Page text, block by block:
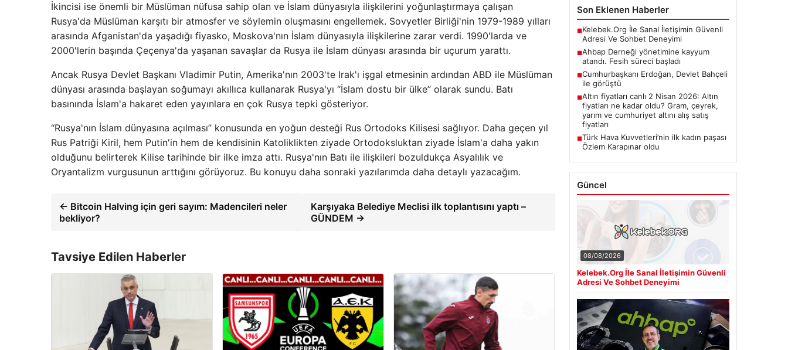
İkincisi ise önemli bir Müslüman nüfusa sahip olan ve İslam dünyasıyla ilişkilerini yoğunlaştırmaya çalışan
Rusya'da Müslüman karşıtı bir atmosfer ve söylemin oluşmasını engellemek. Sovyetler Birliği'nin 1979-1989 yılları
arasında Afganistan'da yaşadığı fiyasko, Moskova'nın İslam dünyasıyla ilişkilerine zarar verdi. 1990'larda ve
2000'lerin başında Çeçenya'da yaşanan savaşlar da Rusya ile İslam dünyası arasında bir uçurum yarattı.
Ancak Rusya Devlet Başkanı Vladimir Putin, Amerika'nın 2003'te Irak'ı işgal etmesinin ardından ABD ile Müslüman
dünyası arasında başlayan soğumayı akıllıca kullanarak Rusya'yı “İslam dostu bir ülke” olarak sundu. Batı
basınında İslam'a hakaret eden yayınlara en çok Rusya tepki gösteriyor.
“Rusya'nın İslam dünyasına açılması” konusunda en yoğun desteği Rus Ortodoks Kilisesi sağlıyor. Daha geçen yıl
Rus Patriği Kiril, hem Putin'in hem de kendisinin Katoliklikten ziyade Ortodoksluktan ziyade İslam'a daha yakın
olduğunu belirterek Kilise tarihinde bir ilke imza attı. Rusya'nın Batı ile ilişkileri bozuldukça Asyalılık ve
Oryantalizm vurgusunun arttığını görüyoruz. Bu konuyu daha sonraki yazılarımda daha detaylı yazacağım.
← Bitcoin Halving için geri sayım: Madencileri neler
bekliyor?
Karşıyaka Belediye Meclisi ilk toplantısını yaptı –
GÜNDEM →
Tavsiye Edilen Haberler
Son Eklenen Haberler
■Kelebek.Org İle Sanal İletişimin Güvenli
Adresi Ve Sohbet Deneyimi
■Ahbap Derneği yönetimine kayyum
atandı. Fesih süreci başladı
■Cumhurbaşkanı Erdoğan, Devlet Bahçeli
ile görüştü
■Altın fiyatları canlı 2 Nisan 2026: Altın
fiyatları ne kadar oldu? Gram, çeyrek,
yarım ve cumhuriyet altını alış satış
fiyatları
■Türk Hava Kuvvetleri’nin ilk kadın paşası
Özlem Karapınar oldu
Güncel
08/08/2026
Kelebek.Org İle Sanal İletişimin Güvenli
Adresi Ve Sohbet Deneyimi